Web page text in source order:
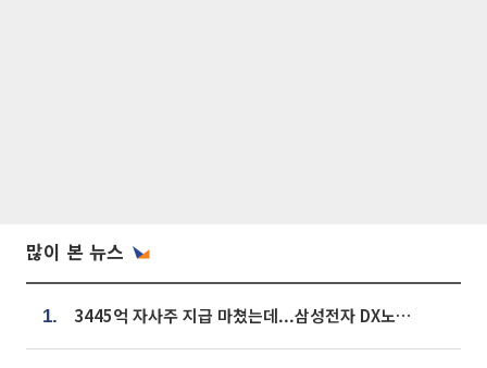
많이 본 뉴스
1. 3445억 자사주 지급 마쳤는데...삼성전자 DX노조, 뒤늦은 '떼쓰기 집회'